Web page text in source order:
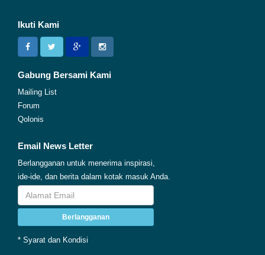
Ikuti Kami
Gabung Bersami Kami
Mailing List
Forum
Qolonis
Email News Letter
Berlangganan untuk menerima inspirasi,
ide-ide, dan berita dalam kotak masuk Anda.
Berlangganan
* Syarat dan Kondisi